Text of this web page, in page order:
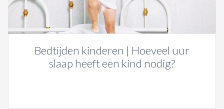
Bedtijden kinderen | Hoeveel uur
slaap heeft een kind nodig?